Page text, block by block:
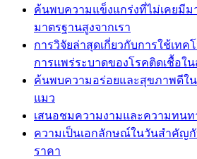
ค้นพบความแข็งแกร่งที่ไม่เคยมีม
มาตรฐานสูงจากเรา
การวิจัยล่าสุดเกี่ยวกับการใช้เทค
การแพร่ระบาดของโรคติดเชื้อใ
ค้นพบความอร่อยและสุขภาพดีใ
แมว
เสนอชมความงามและความทนท
ความเป็นเอกลักษณ์ในวันสำคัญกั
ราคา